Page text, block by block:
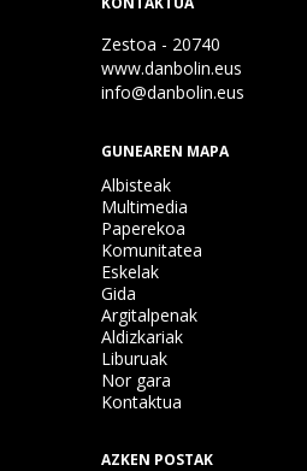
Zestoa - 20740
www.danbolin.eus
info@danbolin.eus
GUNEAREN MAPA
Albisteak
Multimedia
Paperekoa
Komunitatea
Eskelak
Gida
Argitalpenak
Aldizkariak
Liburuak
Nor gara
Kontaktua
AZKEN POSTAK